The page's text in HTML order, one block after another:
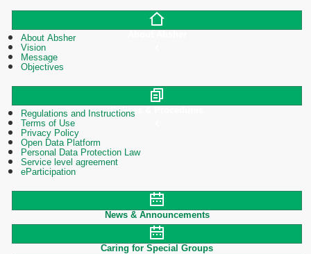
About Absher
About Absher
Vision
Message
Objectives
Polices & Procedures
Regulations and Instructions
Terms of Use
Privacy Policy
Open Data Platform
Personal Data Protection Law
Service level agreement
eParticipation
News & Announcements
Caring for Special Groups